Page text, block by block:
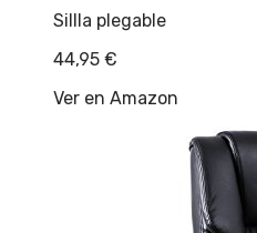
Sillla plegable
44,95 €
Ver en Amazon